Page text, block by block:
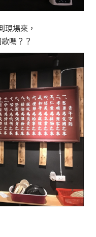
現場來，
嗎？？